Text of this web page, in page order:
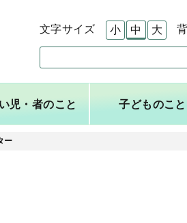
児・者のこと 子どものこと
文字サイズ 小 中 大
ー